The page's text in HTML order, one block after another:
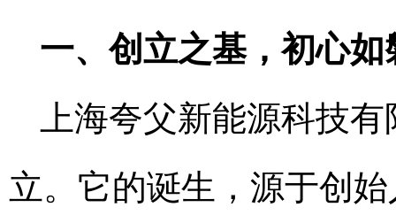
一、创立之基，初心如
上海夸父新能源科技
立。它的诞生，源于创